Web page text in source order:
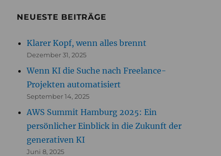
NEUESTE BEITRÄGE
Klarer Kopf, wenn alles brennt
Dezember 31, 2025
Wenn KI die Suche nach Freelance-
Projekten automatisiert
September 14, 2025
AWS Summit Hamburg 2025: Ein
persönlicher Einblick in die Zukunft der
generativen KI
Juni 8, 2025